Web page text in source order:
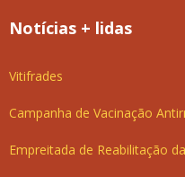
Notícias + lidas
Vitifrades
Campanha de Vacinação
Empreitada de Reabilitação